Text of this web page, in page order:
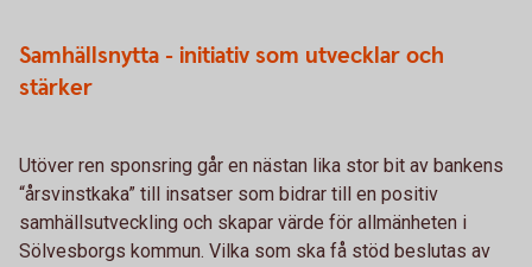
Samhällsnytta - initiativ som utvecklar och
stärker
Utöver ren sponsring går en nästan lika stor bit av bankens
“årsvinstkaka” till insatser som bidrar till en positiv
samhällsutveckling och skapar värde för allmänheten i
Sölvesborgs kommun. Vilka som ska få stöd beslutas av